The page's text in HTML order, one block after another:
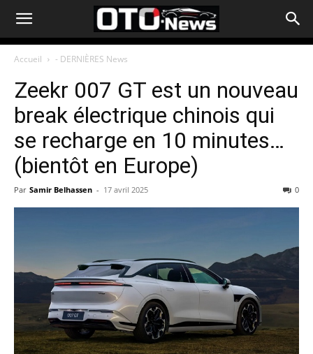
Accueil - DERNIÈRES News
Zeekr 007 GT est un nouveau
break électrique chinois qui
se recharge en 10 minutes…
(bientôt en Europe)
Par Samir Belhassen - 17 avril 2025 0